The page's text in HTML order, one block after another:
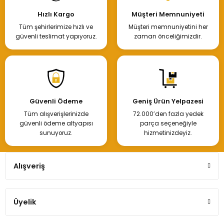
Hızlı Kargo
Tüm şehirlerimize hızlı ve
güvenli teslimat yapıyoruz.
Müşteri Memnuniyeti
Müşteri memnuniyetini her
zaman önceliğimizdir.
Güvenli Ödeme
Tüm alışverişlerinizde
güvenli ödeme altyapısı
sunuyoruz.
Geniş Ürün Yelpazesi
72.000’den fazla yedek
parça seçeneğiyle
hizmetinizdeyiz.
Alışveriş
Üyelik